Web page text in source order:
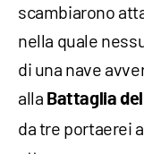
scambiarono
nella quale
di una nave
alla Battaglia
da tre portaerei